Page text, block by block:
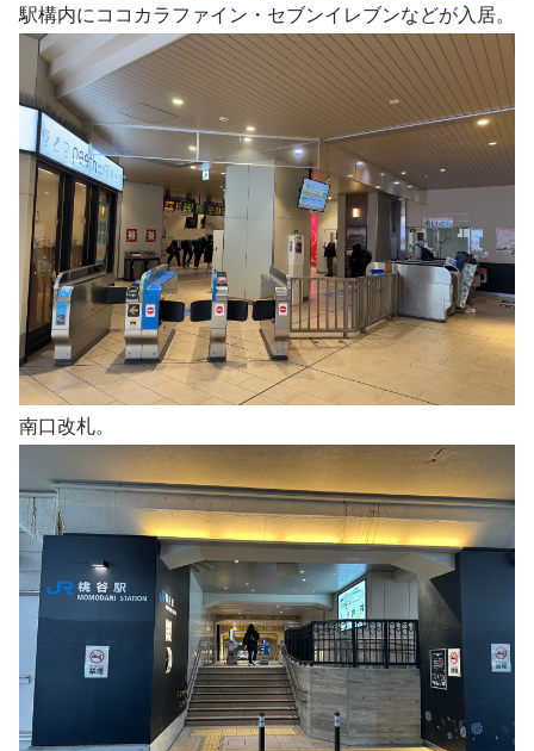
駅構内にココカラファイン・セブンイレブンなどが入居。
南口改札。